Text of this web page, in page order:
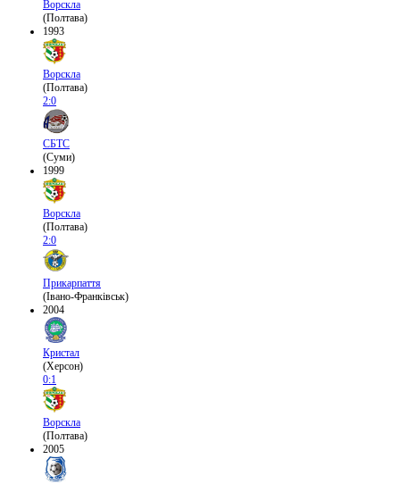
Ворскла
(Полтава)
1993
Ворскла
(Полтава)
2:0
СБТС
(Суми)
1999
Ворскла
(Полтава)
2:0
Прикарпаття
(Івано-Франківськ)
2004
Кристал
(Херсон)
0:1
Ворскла
(Полтава)
2005